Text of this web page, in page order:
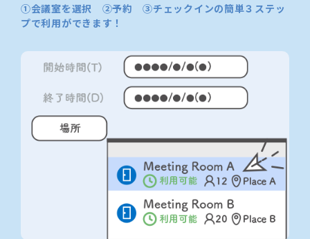
①会議室を選択 ②予約 ③チェックインの簡単３ステッ
プで利用ができます！